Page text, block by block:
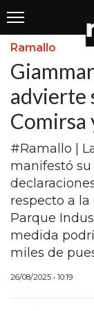
INICIO
NOTICIAS
SAN NICOLAS
RAMALLO
SAN PEDRO
PROVINCIA
PAIS
Ramallo
advierte
Comirsa
#Ramallo |
manifestó
respecto a la
Parque
medida
miles de
26/08/2025 • 10:19